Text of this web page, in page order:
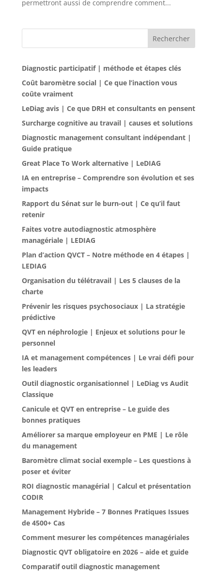
permettront aussi de comprendre comment...
Rechercher
Diagnostic participatif | méthode et étapes clés
Coût baromètre social | Ce que l’inaction vous
coûte vraiment
LeDiag avis | Ce que DRH et consultants en pensent
Surcharge cognitive au travail | causes et solutions
Diagnostic management consultant indépendant |
Guide pratique
Great Place To Work alternative | LeDIAG
IA en entreprise – Comprendre son évolution et ses
impacts
Rapport du Sénat sur le burn-out | Ce qu’il faut
retenir
Faites votre autodiagnostic atmosphère
managériale | LEDIAG
Plan d’action QVCT – Notre méthode en 4 étapes |
LEDIAG
Organisation du télétravail | Les 5 clauses de la
charte
Prévenir les risques psychosociaux | La stratégie
prédictive
QVT en néphrologie | Enjeux et solutions pour le
personnel
IA et management compétences | Le vrai défi pour
les leaders
Outil diagnostic organisationnel | LeDiag vs Audit
Classique
Canicule et QVT en entreprise – Le guide des
bonnes pratiques
Améliorer sa marque employeur en PME | Le rôle
du management
Baromètre climat social exemple – Les questions à
poser et éviter
ROI diagnostic managérial | Calcul et présentation
CODIR
Management Hybride – 7 Bonnes Pratiques Issues
de 4500+ Cas
Comment mesurer les compétences managériales
Diagnostic QVT obligatoire en 2026 – aide et guide
Comparatif outil diagnostic management